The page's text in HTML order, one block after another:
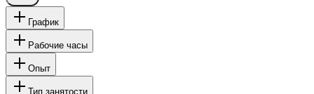
График
Рабочие часы
Опыт
Тип занятости